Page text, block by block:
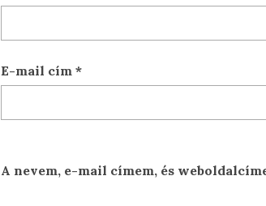
E-mail cím *
A nevem, e-mail címem, és